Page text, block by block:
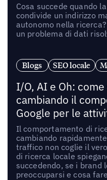
Cosa succede quando
condivide un indirizzo
autonomo nella
un problema di dati
Blogs SEO locale
I/O, AI e Oh:
cambiando il
Google per le
Il comportamento di
cambiando
traffico non coglie il
di ricerca locale
succedendo, se i brand
preoccuparsi e cosa